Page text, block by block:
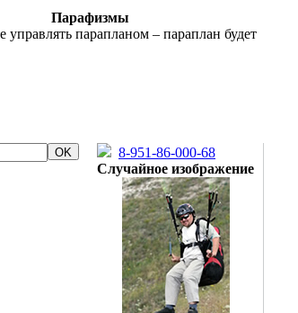
Парафизмы
управлять парапланом – параплан будет
8-951-86-000-68
Случайное изображение